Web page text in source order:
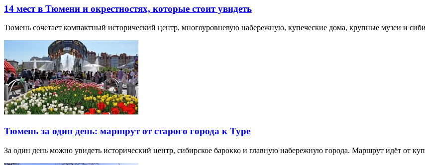
14 мест в Тюмени и окрестностях, которые стоит увидеть
Тюмень сочетает компактный исторический центр, многоуровневую набережную, купеческие дома, крупные музеи и
Тюмень за один день: маршрут от старого города к Туре
За один день можно увидеть исторический центр, сибирское барокко и главную набережную города. Маршрут идёт от